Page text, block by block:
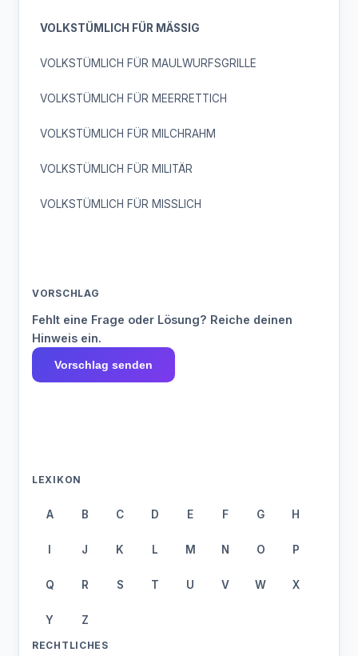
VOLKSTÜMLICH FÜR MÄSSIG
VOLKSTÜMLICH FÜR MAULWURFSGRILLE
VOLKSTÜMLICH FÜR MEERRETTICH
VOLKSTÜMLICH FÜR MILCHRAHM
VOLKSTÜMLICH FÜR MILITÄR
VOLKSTÜMLICH FÜR MISSLICH
VORSCHLAG
Fehlt eine Frage oder Lösung? Reiche deinen
Hinweis ein.
Vorschlag senden
LEXIKON
A B C D E F G H
I J K L M N O P
Q R S T U V W X
Y Z
RECHTLICHES